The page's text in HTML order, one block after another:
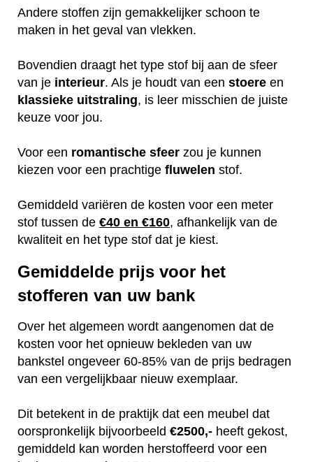
Andere stoffen zijn gemakkelijker schoon te
maken in het geval van vlekken.
Bovendien draagt het type stof bij aan de sfeer
van je interieur. Als je houdt van een stoere en
klassieke uitstraling, is leer misschien de juiste
keuze voor jou.
Voor een romantische sfeer zou je kunnen
kiezen voor een prachtige fluwelen stof.
Gemiddeld variëren de kosten voor een meter
stof tussen de €40 en €160, afhankelijk van de
kwaliteit en het type stof dat je kiest.
Gemiddelde prijs voor het
stofferen van uw bank
Over het algemeen wordt aangenomen dat de
kosten voor het opnieuw bekleden van uw
bankstel ongeveer 60-85% van de prijs bedragen
van een vergelijkbaar nieuw exemplaar.
Dit betekent in de praktijk dat een meubel dat
oorspronkelijk bijvoorbeeld €2500,- heeft gekost,
gemiddeld kan worden herstoffeerd voor een